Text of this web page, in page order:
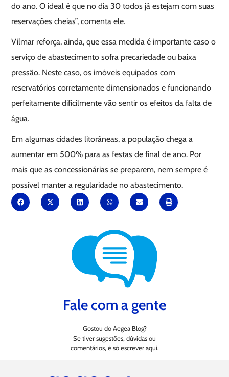
do ano. O ideal é que no dia 30 todos já estejam com suas
reservações cheias”, comenta ele.
Vilmar reforça, ainda, que essa medida é importante caso o
serviço de abastecimento sofra precariedade ou baixa
pressão. Neste caso, os imóveis equipados com
reservatórios corretamente dimensionados e funcionando
perfeitamente dificilmente vão sentir os efeitos da falta de
água.
Em algumas cidades litorâneas, a população chega a
aumentar em 500% para as festas de final de ano. Por
mais que as concessionárias se preparem, nem sempre é
possível manter a regularidade no abastecimento.
Fale com a gente
Gostou do Aegea Blog?
Se tiver sugestões, dúvidas ou
comentários, é só escrever aqui.